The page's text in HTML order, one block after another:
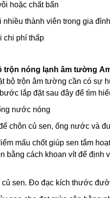
hoặc chất bẩn
thành viên trong gia đình
chi phí thấp
trộn nóng lạnh âm tường
bộ trộn âm tường cần có sự
lắp đặt sau đây để tìm
nước nóng
chôn củ sen, ống nước và
mấu chốt giúp sen tắm
bằng cách khoan vít để định
sen. Đo đạc kích thước